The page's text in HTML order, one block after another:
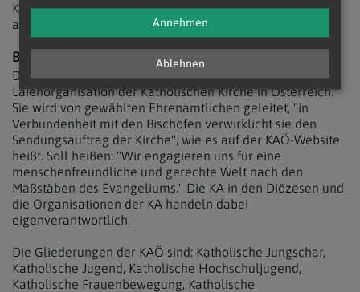
Kaineder, Katharina Renner und Brigitte "Jetzt gilt es
anzupacken."
BREIT AUFGESTELLT
Die Katholische Aktion (KA) ist die offizielle
Laienorganisation der Katholischen Kirche in Österreich.
Sie wird von gewählten Ehrenamtlichen geleitet, "in
Verbundenheit mit den Bischöfen verwirklicht sie den
Sendungsauftrag der Kirche", wie es auf der KAÖ-Website
heißt. Soll heißen: "Wir engagieren uns für eine
menschenfreundliche und gerechte Welt nach den
Maßstäben des Evangeliums." Die KA in den Diözesen und
die Organisationen der KA handeln dabei
eigenverantwortlich.
Die Gliederungen der KAÖ sind: Katholische Jungschar,
Katholische Jugend, Katholische Hochschuljugend,
Katholische Frauenbewegung, Katholische
Ablehnen
Annehmen